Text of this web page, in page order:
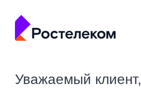
Уважаемый клиент,